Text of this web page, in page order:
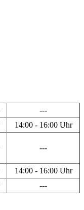
---
14:00 - 16:00 Uhr
---
14:00 - 16:00 Uhr
---